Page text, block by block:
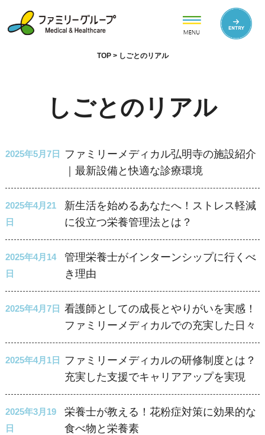
TOP> しごとのリアル
しごとのリアル
2025年5月7日
ファミリーメディカル弘明寺の施設紹介
｜最新設備と快適な診療環境
2025年4月21
日
新生活を始めるあなたへ！ストレス軽減
に役立つ栄養管理法とは？
2025年4月14
日
管理栄養士がインターンシップに行くべ
き理由
2025年4月7日
看護師としての成長とやりがいを実感！
ファミリーメディカルでの充実した日々
2025年4月1日
ファミリーメディカルの研修制度とは？
充実した支援でキャリアアップを実現
2025年3月19
日
栄養士が教える！花粉症対策に効果的な
食べ物と栄養素